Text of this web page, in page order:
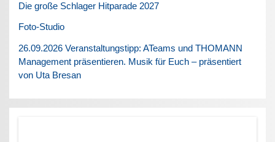
Die große Schlager Hitparade 2027
Foto-Studio
26.09.2026 Veranstaltungstipp: ATeams und THOMANN
Management präsentieren. Musik für Euch – präsentiert
von Uta Bresan